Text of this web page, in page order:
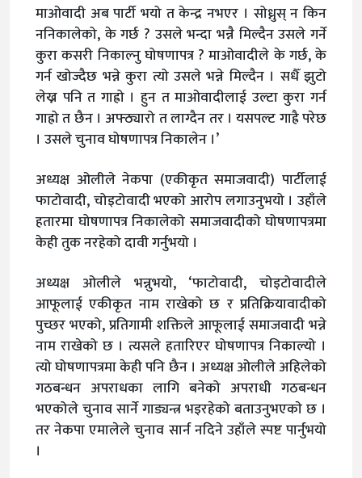
माओवादी अब पार्टी भयो त केन्द्र नभएर । सोध्नुस् न किन
ननिकालेको, के गर्छ ? उसले भन्दा भन्नै मिल्दैन उसले गर्ने
कुरा कसरी निकाल्नु घोषणापत्र ? माओवादीले के गर्छ, के
गर्न खोज्दैछ भन्ने कुरा त्यो उसले भन्ने मिल्दैन । सधैँ झुटो
लेख्न पनि त गाह्रो । हुन त माओवादीलाई उल्टा कुरा गर्न
गाह्रो त छैन । अफ्ठ्यारो त लाग्दैन तर । यसपल्ट गाह्रै परेछ
। उसले चुनाव घोषणापत्र निकालेन ।’
अध्यक्ष ओलीले नेकपा (एकीकृत समाजवादी) पार्टीलाई
फाटोवादी, चोइटोवादी भएको आरोप लगाउनुभयो । उहाँले
हतारमा घोषणापत्र निकालेको समाजवादीको घोषणापत्रमा
केही तुक नरहेको दावी गर्नुभयो ।
अध्यक्ष ओलीले भन्नुभयो, ‘फाटोवादी, चोइटोवादीले
आफूलाई एकीकृत नाम राखेको छ र प्रतिक्रियावादीको
पुच्छर भएको, प्रतिगामी शक्तिले आफूलाई समाजवादी भन्ने
नाम राखेको छ । त्यसले हतारिएर घोषणापत्र निकाल्यो ।
त्यो घोषणापत्रमा केही पनि छैन । अध्यक्ष ओलीले अहिलेको
गठबन्धन अपराधका लागि बनेको अपराधी गठबन्धन
भएकोले चुनाव सार्ने गाड्यन्त्र भइरहेको बताउनुभएकाे छ ।
तर नेकपा एमालेले चुनाव सार्न नदिने उहाँले स्पष्ट पार्नुभयो
।